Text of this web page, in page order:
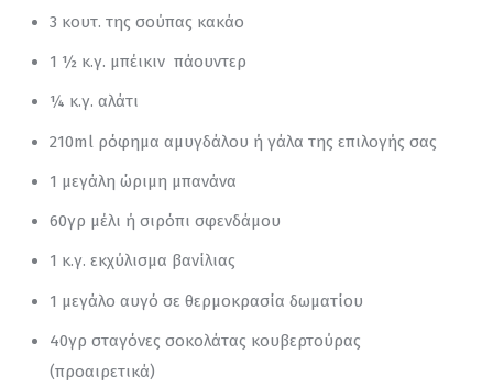
3 κουτ. της σούπας κακάο
1 ½ κ.γ. μπέικιν πάουντερ
¼ κ.γ. αλάτι
210ml ρόφημα αμυγδάλου ή γάλα της επιλογής σας
1 μεγάλη ώριμη μπανάνα
60γρ μέλι ή σιρόπι σφενδάμου
1 κ.γ. εκχύλισμα βανίλιας
1 μεγάλο αυγό σε θερμοκρασία δωματίου
40γρ σταγόνες σοκολάτας κουβερτούρας
(προαιρετικά)